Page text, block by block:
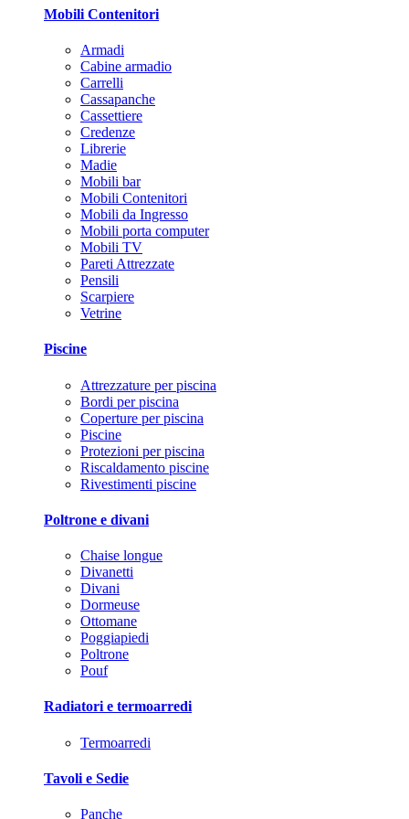
Mobili Contenitori
Armadi
Cabine armadio
Carrelli
Cassapanche
Cassettiere
Credenze
Librerie
Madie
Mobili bar
Mobili Contenitori
Mobili da Ingresso
Mobili porta computer
Mobili TV
Pareti Attrezzate
Pensili
Scarpiere
Vetrine
Piscine
Attrezzature per piscina
Bordi per piscina
Coperture per piscina
Piscine
Protezioni per piscina
Riscaldamento piscine
Rivestimenti piscine
Poltrone e divani
Chaise longue
Divanetti
Divani
Dormeuse
Ottomane
Poggiapiedi
Poltrone
Pouf
Radiatori e termoarredi
Termoarredi
Tavoli e Sedie
Panche